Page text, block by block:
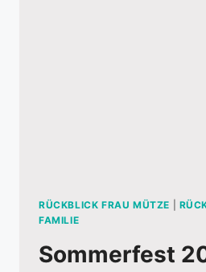
RÜCKBLICK FRAU MÜTZE
FAMILIE
Sommerfest